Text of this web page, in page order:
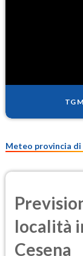
PM25
TG
Meteo provincia di
località
Cesena